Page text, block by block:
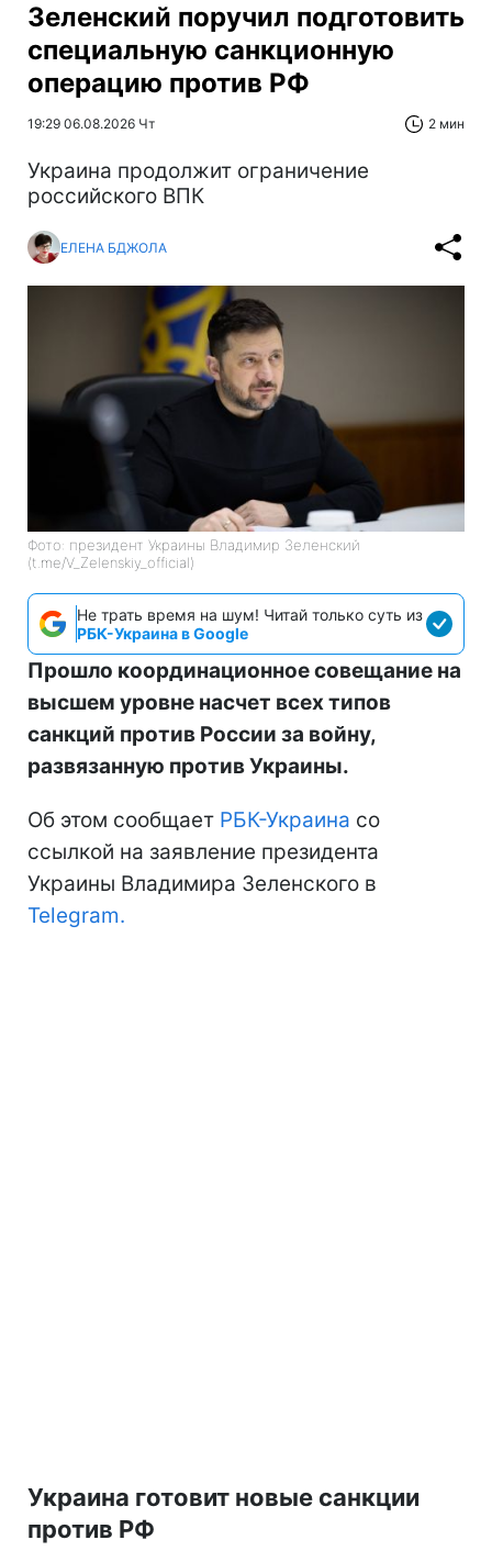
Зеленский поручил подготовить
специальную санкционную
операцию против РФ
19:29 06.08.2026 Чт 2 мин
Украина продолжит ограничение
российского ВПК
ЕЛЕНА БДЖОЛА
Фото: президент Украины Владимир Зеленский
(t.me/V_Zelenskiy_official)
Не трать время на шум! Читай только суть из
РБК-Украина в Google
Прошло координационное совещание на
высшем уровне насчет всех типов
санкций против России за войну,
развязанную против Украины.
Об этом сообщает РБК-Украина со
ссылкой на заявление президента
Украины Владимира Зеленского в
Telegram.
Украина готовит новые санкции
против РФ